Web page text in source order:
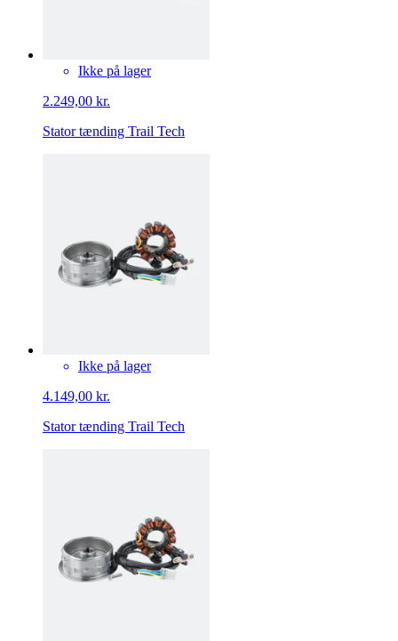
Ikke på lager
2.249,00 kr.
Stator tænding Trail Tech
Ikke på lager
4.149,00 kr.
Stator tænding Trail Tech